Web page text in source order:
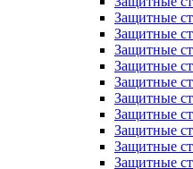
Защитные
Защитные
Защитные
Защитные
Защитные
Защитные
Защитные
Защитные
Защитные
Защитные